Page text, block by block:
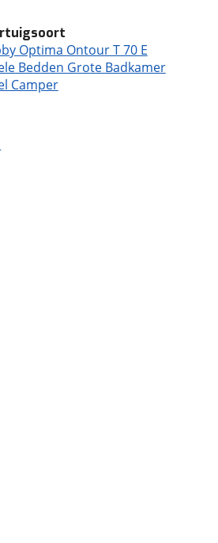
Optima Ontour T 70 E
Bedden Grote Badkamer
Camper